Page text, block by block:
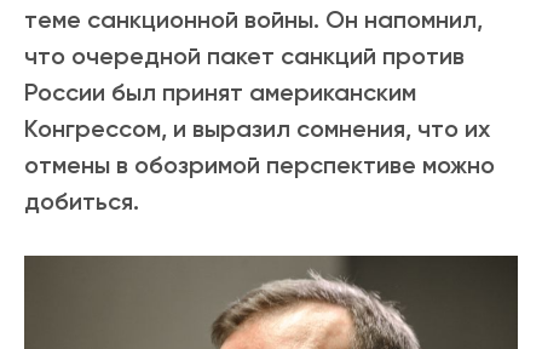
теме санкционной войны. Он напомнил,
что очередной пакет санкций против
России был принят американским
Конгрессом, и выразил сомнения, что их
отмены в обозримой перспективе можно
добиться.